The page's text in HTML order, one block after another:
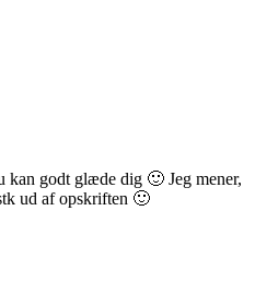
kan godt glæde dig 🙂 Jeg mener,
ud af opskriften 🙂